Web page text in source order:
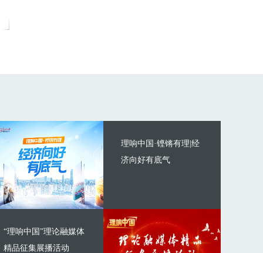
理响中国·铿锵有理|经
济向好有底气
“理响中国”理论融媒体
精品征集展播活动